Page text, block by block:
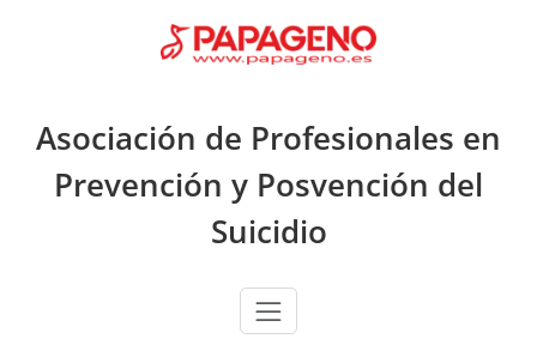
Asociación de Profesionales en
Prevención y Posvención del
Suicidio